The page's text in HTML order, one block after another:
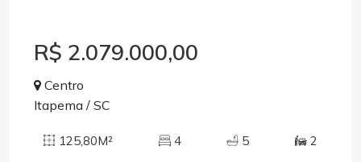
R$ 2.079.000,00
Centro
Itapema / SC
125,80M² 4 5 2